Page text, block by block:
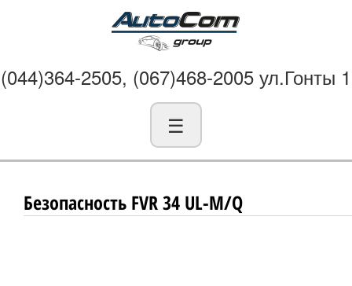
(044)364-2505, (067)468-2005 ул.Гонты 1
☰
Безопасность FVR 34 UL-M/Q